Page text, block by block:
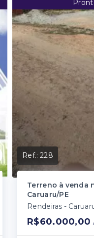
Ref.:228
Terreno à venda
Caruaru/PE
Rendeiras -
R$60.000,00